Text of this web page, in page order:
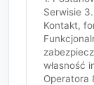
Serwisie
Kontakt,
własność
Operatora